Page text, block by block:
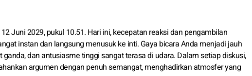
Juni 2029, pukul 10.51. Hari ini, kecepatan reaksi dan pengambilan
instan dan langsung menusuk ke inti. Gaya bicara Anda menjadi jauh
dan antusiasme tinggi sangat terasa di udara. Dalam setiap diskusi,
argumen dengan penuh semangat, menghadirkan atmosfer yang